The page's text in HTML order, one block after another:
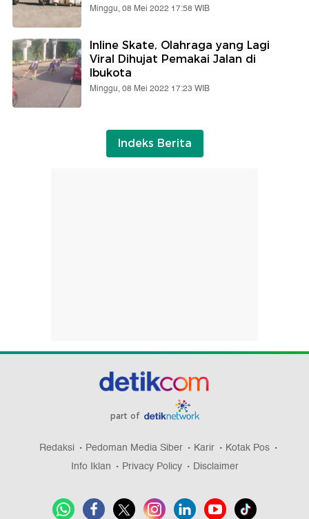
Minggu, 08 Mei 2022 17:58 WIB
Inline Skate, Olahraga yang Lagi
Viral Dihujat Pemakai Jalan di
Ibukota
Minggu, 08 Mei 2022 17:23 WIB
Indeks Berita
part of
Redaksi Pedoman Media Siber Karir
Kotak Pos
Info Iklan
Privacy Policy Disclaimer